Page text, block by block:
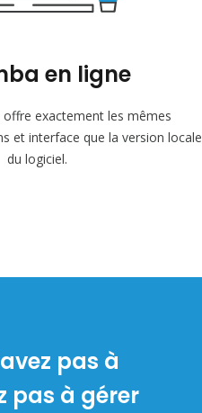
en ligne
offre exactement les mêmes
et interface que la version locale
du logiciel.
pas à
pas à gérer